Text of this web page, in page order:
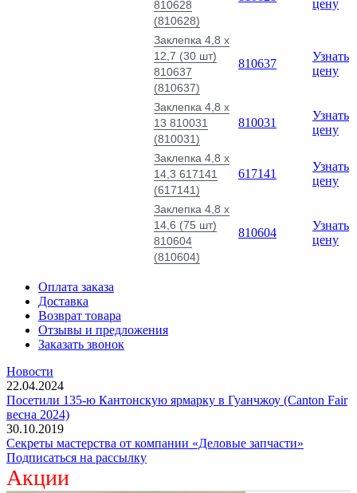
810628
(810628)
цену
Заклепка 4,8 x
12,7 (30 шт)
810637
(810637)
810637
Узнать
цену
Заклепка 4,8 x
13 810031
(810031)
810031
Узнать
цену
Заклепка 4,8 x
14,3 617141
(617141)
617141
Узнать
цену
Заклепка 4,8 x
14,6 (75 шт)
810604
(810604)
810604
Узнать
цену
Оплата заказа
Доставка
Возврат товара
Отзывы и предложения
Заказать звонок
Новости
22.04.2024
Посетили 135-ю Кантонскую ярмарку в Гуанчжоу (Canton Fair
весна 2024)
30.10.2019
Секреты мастерства от компании «Деловые запчасти»
Подписаться на рассылку
Акции